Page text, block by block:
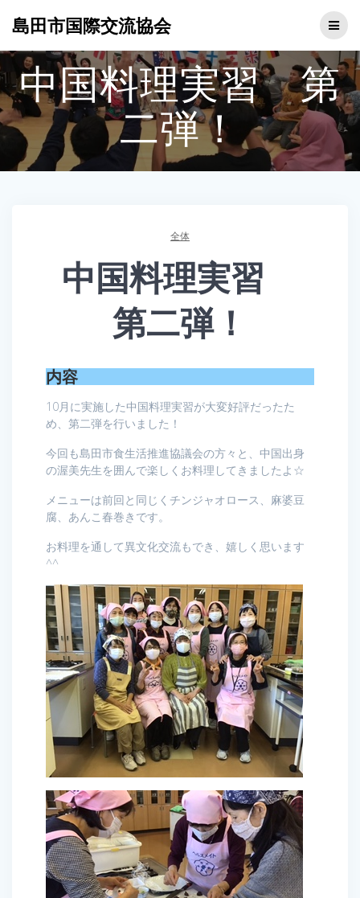
ン
ツ
へ
ス
キ
ッ
プ
島田市国際交流協会
中国料理実習 第
二弾！
全体
中国料理実習
第二弾！
内容
10月に実施した中国料理実習が大変好評だったた
め、第二弾を行いました！
今回も島田市食生活推進協議会の方々と、中国出身
の渥美先生を囲んで楽しくお料理してきましたよ☆
メニューは前回と同じくチンジャオロース、麻婆豆
腐、あんこ春巻きです。
お料理を通して異文化交流もでき、嬉しく思います
^^